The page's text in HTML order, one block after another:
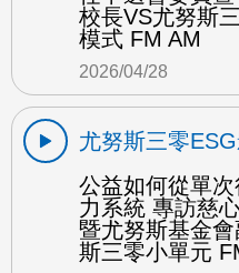
校長VS尤努斯
模式 FM AM
2026/04/28
尤努斯三零
公益如何從單
力系統 專訪慈
暨尤努斯基金
斯三零小單元